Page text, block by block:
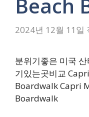
Beach
2024년 12월 11일
분위기좋은 미국
기있는곳비교
Boardwalk Capri
Boardwalk